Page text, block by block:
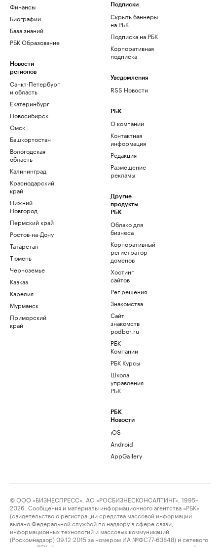
Финансы
Биографии
База знаний
РБК Образование
Новости
регионов
Санкт-Петербург
и область
Екатеринбург
Новосибирск
Омск
Башкортостан
Вологодская
область
Калининград
Краснодарский
край
Нижний
Новгород
Пермский край
Ростов-на-Дону
Татарстан
Тюмень
Черноземье
Кавказ
Карелия
Мурманск
Приморский
край
Подписки
Скрыть баннеры
на РБК
Подписка на РБК
Корпоративная
подписка
Уведомления
RSS Новости
РБК
О компании
Контактная
информация
Редакция
Размещение
рекламы
Другие
продукты
РБК
Облако для
бизнеса
Корпоративный
регистратор
доменов
Хостинг
сайтов
Рег.решения
Знакомства
Сайт
знакомств
podbor.ru
РБК
Компании
РБК Курсы
Школа
управления
РБК
РБК
Новости
iOS
Android
AppGallery
© ООО «БИЗНЕСПРЕСС», АО «РОСБИЗНЕСКОНСАЛТИНГ», 1995–
2026. Сообщения и материалы информационного агентства «РБК»
(свидетельство о регистрации средства массовой информации
выдано Федеральной службой по надзору в сфере связи,
информационных технологий и массовых коммуникаций
(Роскомнадзор) 09.12.2015 за номером ИА №ФС77-63848) и сетевого